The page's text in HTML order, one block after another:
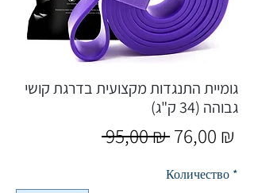
גומיית התנגדות מקצועית בדרגת קושי
גבוהה (34 ק"ג)
95,00 ₪ Обычная
76,00 ₪
Количество *